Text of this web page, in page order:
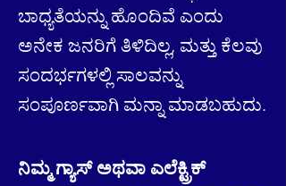
ಬಾಧ್ಯತೆಯನ್ನು ಹೊಂದಿವೆ ಎಂದು
ಅನೇಕ ಜನರಿಗೆ ತಿಳಿದಿಲ್ಲ, ಮತ್ತು ಕೆಲವು
ಸಂದರ್ಭಗಳಲ್ಲಿ ಸಾಲವನ್ನು
ಸಂಪೂರ್ಣವಾಗಿ ಮನ್ನಾ ಮಾಡಬಹುದು.
ನಿಮ್ಮ ಗ್ಯಾಸ್ ಅಥವಾ ಎಲೆಕ್ಟ್ರಿಕ್